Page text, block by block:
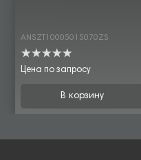
ANSZT10005015070ZS
Цена по запросу
В корзину